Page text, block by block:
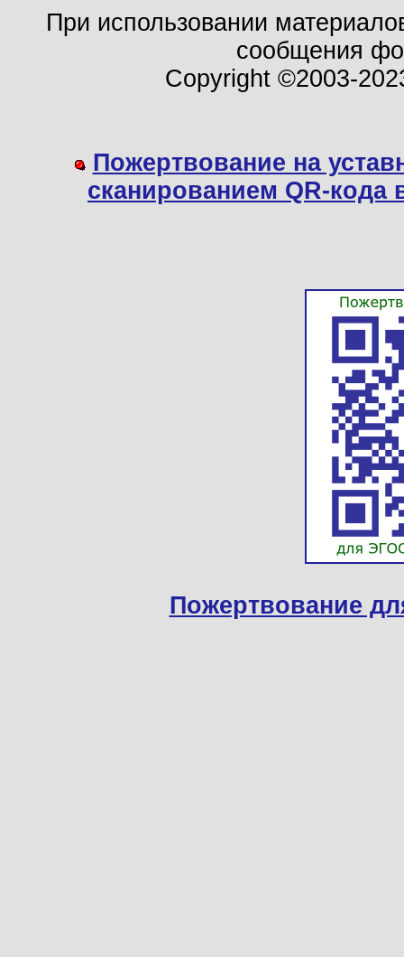
При использовании
сообщения
Copyright ©2003-
Пожертвование на
сканированием QR-
Пожертвование